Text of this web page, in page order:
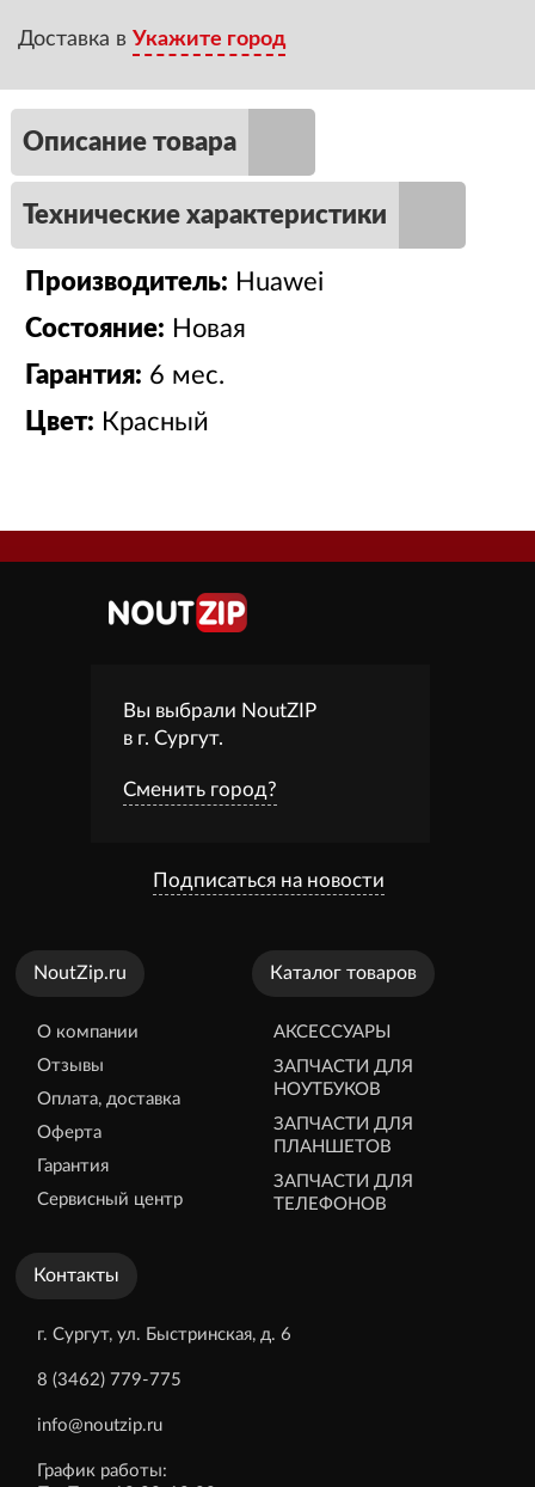
Доставка в Укажите город
Описание товара
Технические характеристики
Производитель: Huawei
Состояние: Новая
Гарантия: 6 мес.
Цвет: Красный
Вы выбрали NoutZIP
в г.Сургут.
Сменить город?
Подписаться на новости
NoutZip.ru
О компании
Отзывы
Оплата, доставка
Оферта
Гарантия
Сервисный центр
Каталог товаров
АКСЕССУАРЫ
ЗАПЧАСТИ ДЛЯ
НОУТБУКОВ
ЗАПЧАСТИ ДЛЯ
ПЛАНШЕТОВ
ЗАПЧАСТИ ДЛЯ
ТЕЛЕФОНОВ
Контакты
г. Сургут, ул. Быстринская, д. 6
8 (3462) 779-775
info@noutzip.ru
График работы: